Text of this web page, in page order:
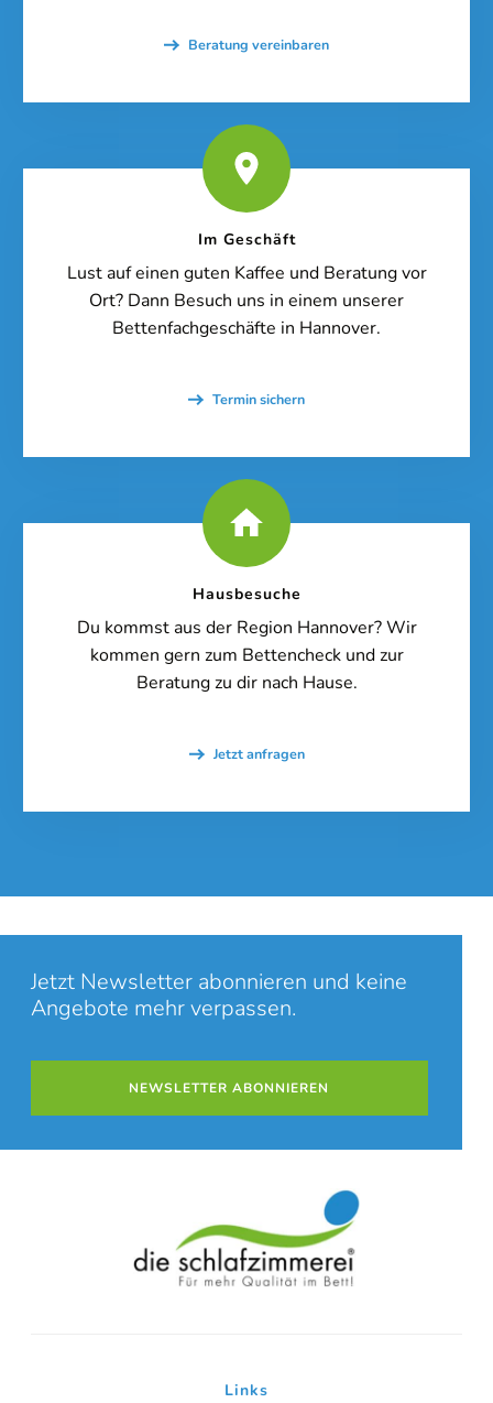
Beratung vereinbaren
Im Geschäft
Lust auf einen guten Kaffee und Beratung vor
Ort? Dann Besuch uns in einem unserer
Bettenfachgeschäfte in Hannover.
Termin sichern
Hausbesuche
Du kommst aus der Region Hannover? Wir
kommen gern zum Bettencheck und zur
Beratung zu dir nach Hause.
Jetzt anfragen
Sie sehen gerade einen Platzhalterinhalt von
auf den eigentlichen Inhalt zuzugreifen, klicken Sie auf den Button
unten. Bitte beachten Sie, dass dabei Daten an Drittanbieter
weitergegeben werden.
Inhalt entsperren
Weitere Informationen
'
Jetzt Newsletter abonnieren und keine
Angebote mehr verpassen.
NEWSLETTER ABONNIEREN
Links